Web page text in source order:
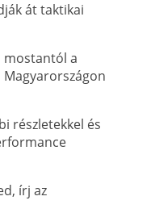
át taktikai
mostantól a
részletekkel és
írj az